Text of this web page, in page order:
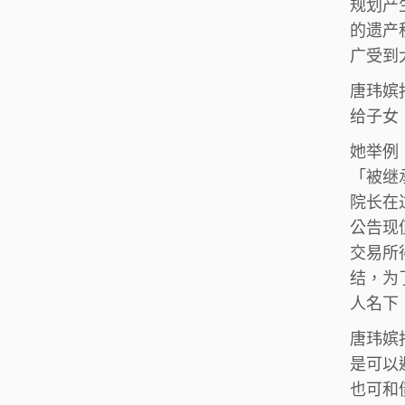
的遗产
广受到
唐玮嫔
给子女
她举例
「被
院长在
公告现
交易所
结，为
人名
唐玮嫔
是可以
也可和